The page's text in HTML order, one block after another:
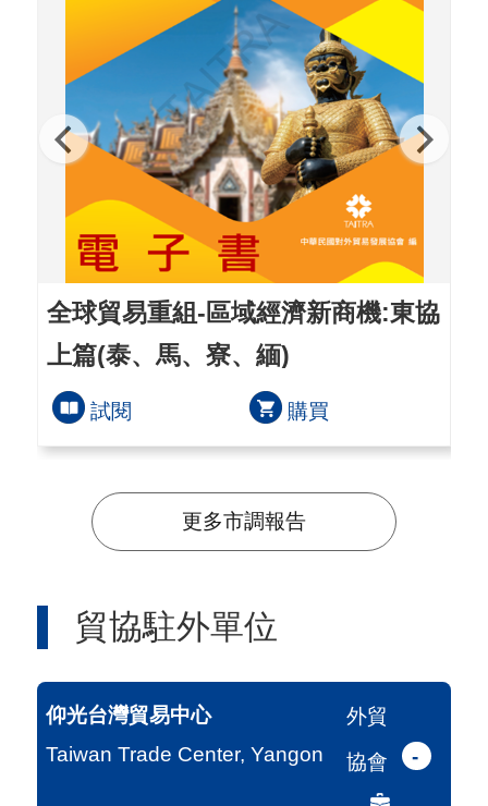
全球貿易重組-區域經濟新商機:東協
上篇(泰、馬、寮、緬)
試閱 購買
更多市調報告
貿協駐外單位
仰光台灣貿易中心
Taiwan Trade Center, Yangon
外貿
協會
-